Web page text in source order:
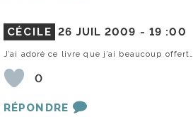
CÉCILE 26 JUIL 2009 - 19 :00
J’ai adoré ce livre que j’ai beaucoup offert…
0
RÉPONDRE